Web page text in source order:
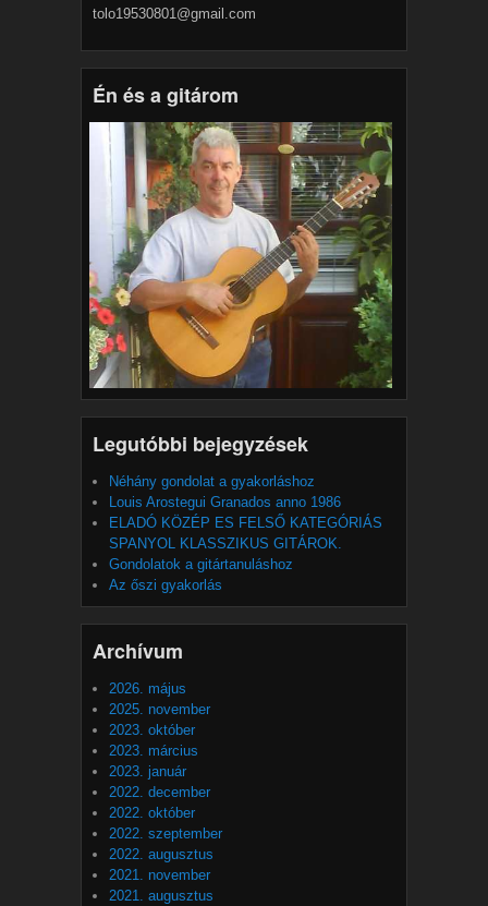
tolo19530801@gmail.com
Én és a gitárom
Legutóbbi bejegyzések
Néhány gondolat a gyakorláshoz
Louis Arostegui Granados anno 1986
ELADÓ KÖZÉP ES FELSŐ KATEGÓRIÁS
SPANYOL KLASSZIKUS GITÁROK.
Gondolatok a gitártanuláshoz
Az őszi gyakorlás
Archívum
2026. május
2025. november
2023. október
2023. március
2023. január
2022. december
2022. október
2022. szeptember
2022. augusztus
2021. november
2021. augusztus